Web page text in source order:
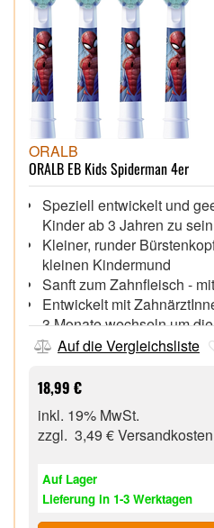
ORALB
ORALB EB Kids Spiderman 4er
Speziell entwickelt und
Kinder ab 3 Jahren zu sein
Kleiner, runder
kleinen Kindermund
Sanft zum Zahnfleisch -
Entwickelt mit
3 Monate wechseln um
erhalten
Zahnbürsten,
Auf die Vergleichsliste
18,99 €
inkl. 19% MwSt.
zzgl. 3,49 €Versandkosten
Auf Lager
Lieferung in 1-3 Werktagen